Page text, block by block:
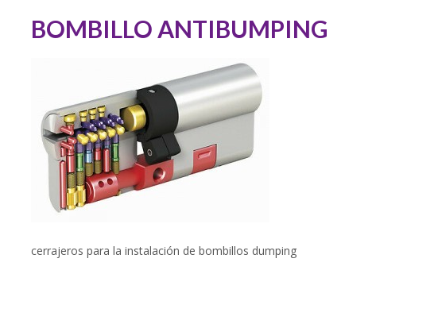
BOMBILLO ANTIBUMPING
cerrajeros para la instalación de bombillos dumping